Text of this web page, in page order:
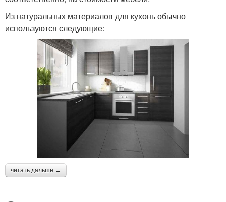
Из натуральных материалов для кухонь обычно
используются следующие:
читать дальше →